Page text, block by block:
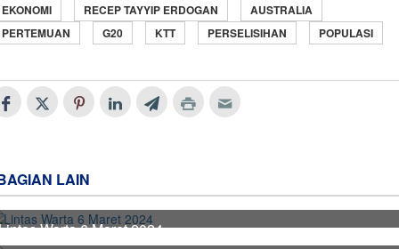
EKONOMI
RECEP TAYYIP ERDOGAN
AUSTRALIA
PERTEMUAN
G20 KTT PERSELISIHAN POPULASI
LAIN
Warta 6 Maret 2024